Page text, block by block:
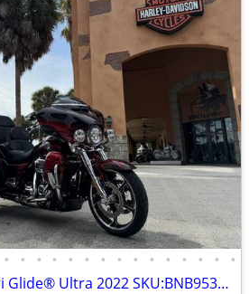
• • • • • • • • • • • • • • •
Harley-Davidson® Tri Glide® Ultra 2022 SKU:BNB953348